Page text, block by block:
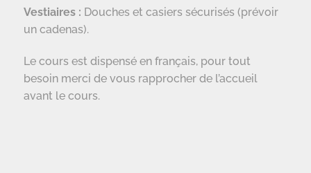
Vestiaires : Douches et casiers sécurisés (prévoir
un cadenas).
Le cours est dispensé en français, pour tout
besoin merci de vous rapprocher de l’accueil
avant le cours.